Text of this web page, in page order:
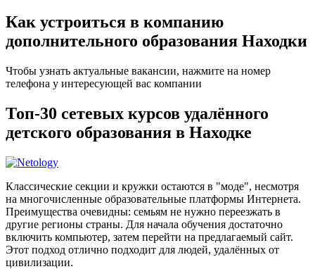
Как устроиться в компанию
дополнительного образования Находки
Чтобы узнать актуальные вакансии, нажмите на номер
телефона у интересующей вас компании
Топ-30 сетевых курсов удалённого
детского образования в Находке
Классические секции и кружки остаются в "моде", несмотря
на многочисленные образовательные платформы Интернета.
Преимущества очевидны: семьям не нужно переезжать в
другие регионы страны. Для начала обучения достаточно
включить компьютер, затем перейти на предлагаемый сайт.
Этот подход отлично подходит для людей, удалённых от
цивилизации.